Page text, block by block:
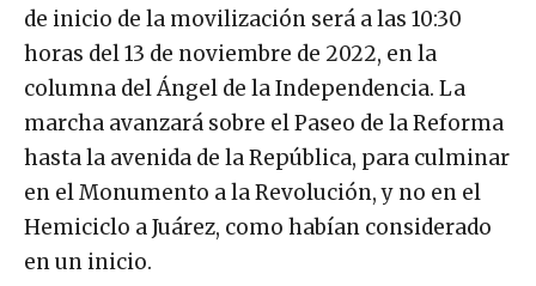
de inicio de la movilización será a las 10:30
horas del 13 de noviembre de 2022, en la
columna del Ángel de la Independencia. La
marcha avanzará sobre el Paseo de la Reforma
hasta la avenida de la República, para culminar
en el Monumento a la Revolución, y no en el
Hemiciclo a Juárez, como habían considerado
en un inicio.